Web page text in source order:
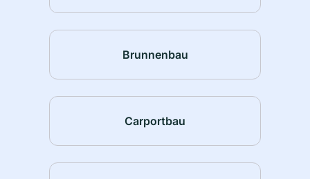
Brunnenbau
Carportbau